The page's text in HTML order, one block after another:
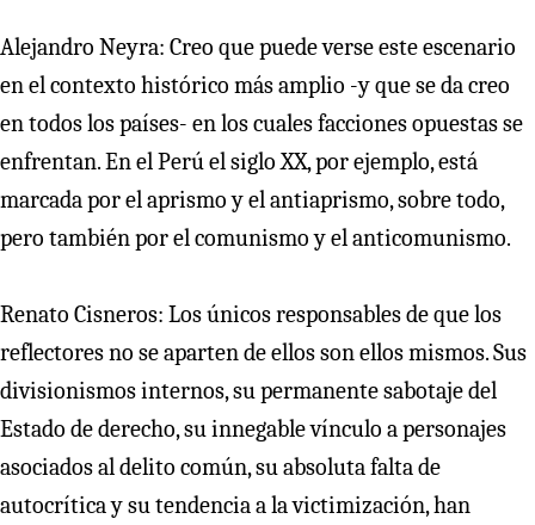
Alejandro Neyra: Creo que puede verse este escenario
en el contexto histórico más amplio -y que se da creo
en todos los países- en los cuales facciones opuestas se
enfrentan. En el Perú el siglo XX, por ejemplo, está
marcada por el aprismo y el antiaprismo, sobre todo,
pero también por el comunismo y el anticomunismo.
Renato Cisneros: Los únicos responsables de que los
reflectores no se aparten de ellos son ellos mismos. Sus
divisionismos internos, su permanente sabotaje del
Estado de derecho, su innegable vínculo a personajes
asociados al delito común, su absoluta falta de
autocrítica y su tendencia a la victimización, han